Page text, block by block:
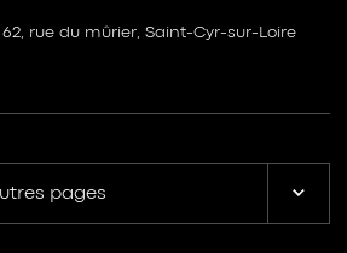
rue du mûrier, Saint-Cyr-sur-Loire
pages